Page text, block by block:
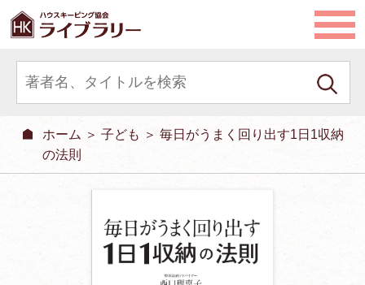
ホーム ＞ 子ども ＞ 毎日がうまく回り出す1日1収納
の法則